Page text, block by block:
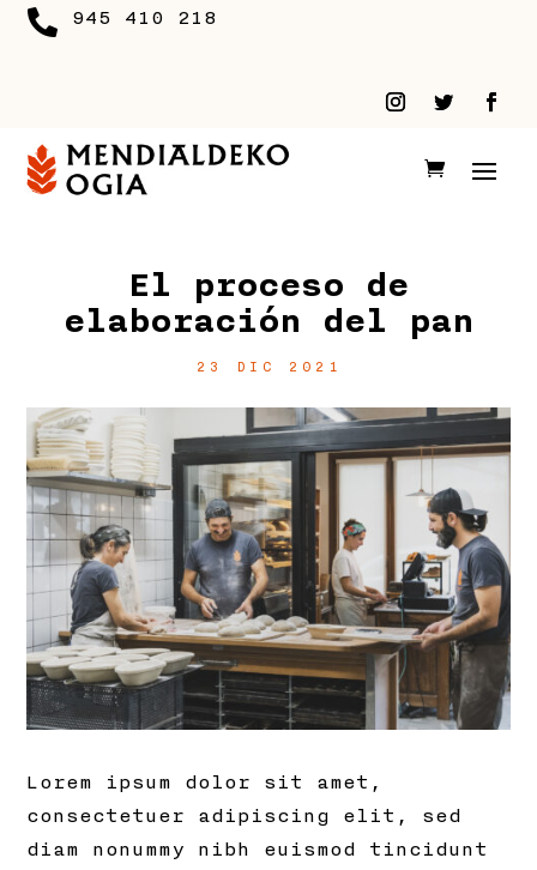
 945 410 218
El proceso de
elaboración del pan
23 DIC 2021
Lorem ipsum dolor sit amet,
consectetuer adipiscing elit, sed
diam nonummy nibh euismod tincidunt